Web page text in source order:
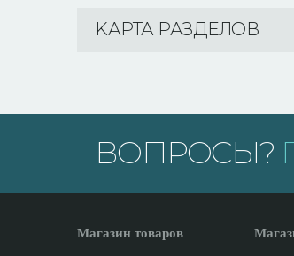
KАРТА РАЗДЕЛОВ
ВОПРОСЫ?
Магазин товаров